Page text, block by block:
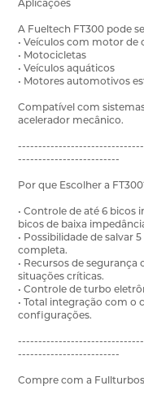
Aplicações
A Fueltech FT300 pode
• Veículos com motor de
• Motocicletas
• Veículos aquáticos
• Motores automotivos
Compatível com
acelerador mecânico.
-------------------------
Por que Escolher a
• Controle de até 6 bicos
bicos de baixa
• Possibilidade de salvar
completa.
• Recursos de
situações críticas.
• Controle de turbo
• Total integração com o
configurações.
-------------------------
Compre com a Fullturbos